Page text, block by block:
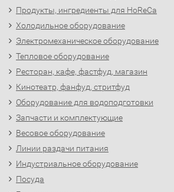
Продукты, ингредиенты для HoReCa
Холодильное оборудование
Электромеханическое оборудование
Тепловое оборудование
Ресторан, кафе, фастфуд, магазин
Кинотеатр, фанфуд, стритфуд
Оборудование для водоподготовки
Запчасти и комплектующие
Весовое оборудование
Линии раздачи питания
Индустриальное оборудование
Посуда